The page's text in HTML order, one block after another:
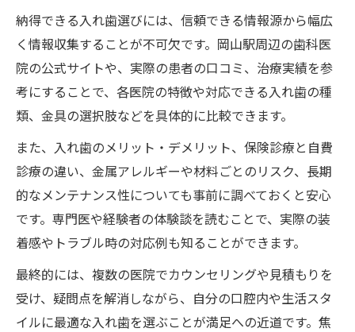
納得できる入れ歯選びには、信頼できる情報源から幅広
く情報収集することが不可欠です。岡山駅周辺の歯科医
院の公式サイトや、実際の患者の口コミ、治療実績を参
考にすることで、各医院の特徴や対応できる入れ歯の種
類、金具の選択肢などを具体的に比較できます。
また、入れ歯のメリット・デメリット、保険診療と自費
診療の違い、金属アレルギーや材料ごとのリスク、長期
的なメンテナンス性についても事前に調べておくと安心
です。専門医や経験者の体験談を読むことで、実際の装
着感やトラブル時の対応例も知ることができます。
最終的には、複数の医院でカウンセリングや見積もりを
受け、疑問点を解消しながら、自分の口腔内や生活スタ
イルに最適な入れ歯を選ぶことが満足への近道です。焦